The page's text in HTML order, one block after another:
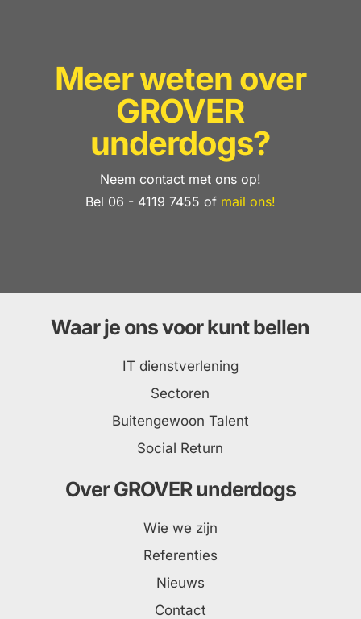
Meer weten over
GROVER
underdogs?
Neem contact met ons op!
Bel 06 - 4119 7455 of mail ons!
Waar je ons voor kunt bellen
IT dienstverlening
Sectoren
Buitengewoon Talent
Social Return
Over GROVER underdogs
Wie we zijn
Referenties
Nieuws
Contact